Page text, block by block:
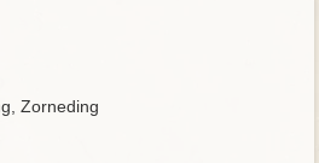
Zorneding